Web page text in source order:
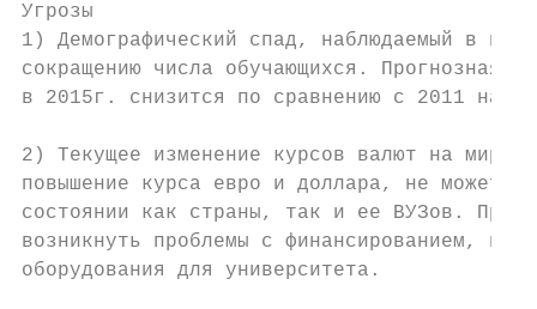
Угрозы
1) Демографический спад, наблюдаемый в
сокращению числа обучающихся. Прогнозная
в 2015г. снизится по сравнению с 2011 на
2) Текущее изменение курсов валют на
повышение курса евро и доллара, не может
состоянии как страны, так и ее ВУЗов. При
возникнуть проблемы с финансированием,
оборудования для университета.